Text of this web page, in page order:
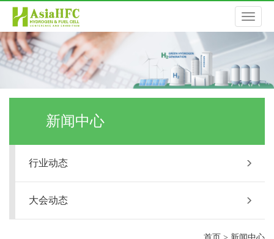
切
导
新闻中心
行业动态
大会动态